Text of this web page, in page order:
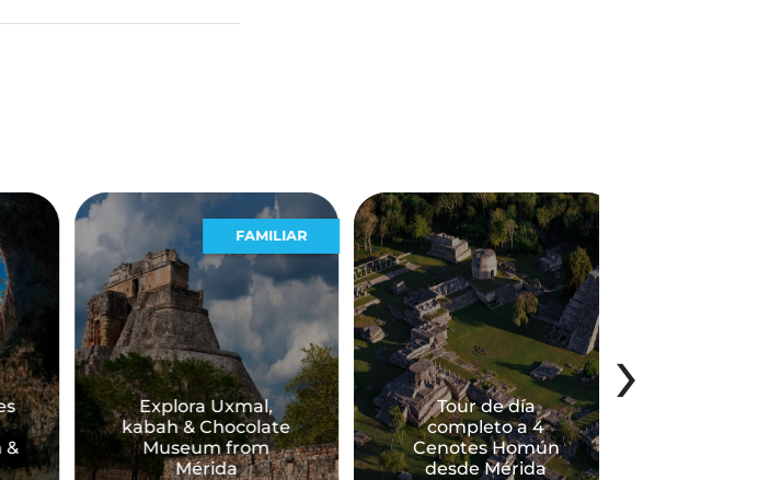
FAMILIAR
Explora Uxmal,
kabah & Chocolate
Museum from
Mérida
Tour de día
completo a 4
Cenotes Homún
desde Mérida
›